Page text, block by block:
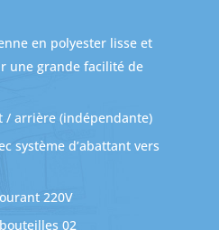
en polyester lisse et
une grande facilité de
/ arrière (indépendante)
système d’abattant vers
220V
02